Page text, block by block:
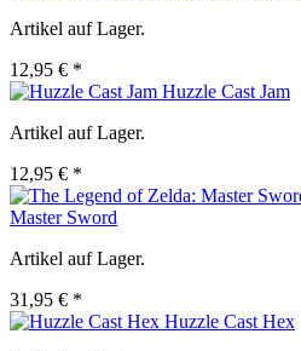
Artikel auf Lager.
12,95 € *
Huzzle Cast Jam
Artikel auf Lager.
12,95 € *
Master Sword
Artikel auf Lager.
31,95 € *
Huzzle Cast Hex